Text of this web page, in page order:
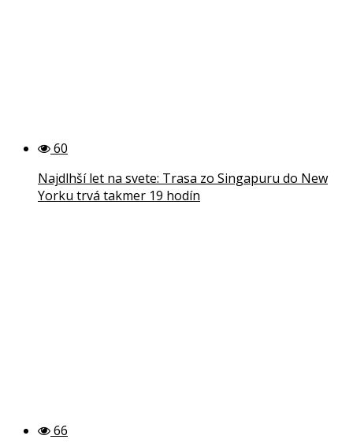
60
Najdlhší let na svete: Trasa zo Singapuru do New
Yorku trvá takmer 19 hodín
66